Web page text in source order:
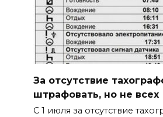
За отсутствие
штрафовать, но не всех
С 1 июля за отсутствие